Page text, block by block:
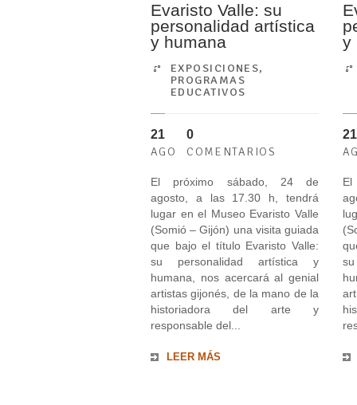
Evaristo Valle: su
personalidad artística
y humana
EXPOSICIONES,
PROGRAMAS
EDUCATIVOS
21
AGO
0
COMENTARIOS
El próximo sábado, 24 de
agosto, a las 17.30 h, tendrá
lugar en el Museo Evaristo Valle
(Somió – Gijón) una visita guiada
que bajo el título Evaristo Valle:
su personalidad artística y
humana, nos acercará al genial
artistas gijonés, de la mano de la
historiadora del arte y
responsable del...
LEER MÁS
y
21